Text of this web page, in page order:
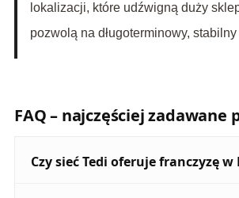
lokalizacji, które udźwigną duży
pozwolą na długoterminowy, stabilny
FAQ – najczęściej zadawane
Czy sieć Tedi oferuje franczyzę w